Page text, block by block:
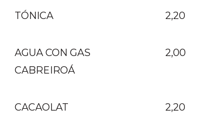
CACAOLAT
2,00
2,20
TÓNICA
AGUA CON GAS
CABREIROÁ
2,20